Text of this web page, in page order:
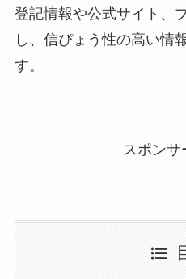
登記情報や公式サイト、
し、信ぴょう性の高い情
す。
スポンサ